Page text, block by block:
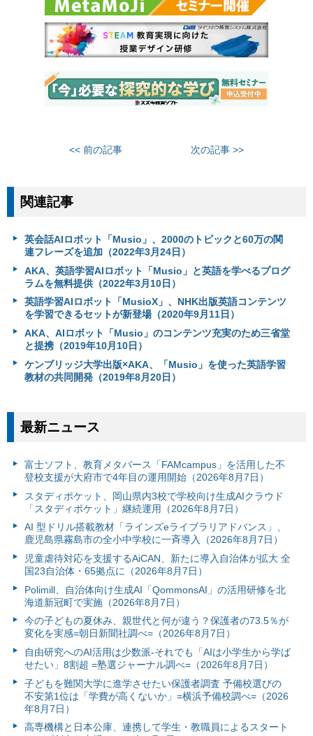
<< 前の記事 次の記事 >>
関連記事
英会話AIロボット「Musio」、2000のトピックと60万の関
連フレーズを追加（2022年3月24日）
AKA、英語学習AIロボット「Musio」と英語を学べるプログ
ラムを無料提供（2022年3月10日）
英語学習AIロボット「MusioX」、NHK出版英語コンテンツ
を学習できるセットが新登場（2020年9月11日）
AKA、AIロボット「Musio」のコンテンツ充実のため三省堂
と提携（2019年10月10日）
ケンブリッジ大学出版×AKA、「Musio」を使った英語学習
教材の共同開発（2019年8月20日）
最新ニュース
富⼠ソフト、教育メタバース「FAMcampus」を活用した不
登校支援が大府市で4年目の運用開始（2026年8月7日）
スタディポケット、岡山県内3校で学校向け生成AIクラウド
「スタディポケット」継続運用（2026年8月7日）
AI 型ドリル搭載教材「ラインズeライブラリアドバンス」、
鹿児島県霧島市の全小中学校に一斉導入（2026年8月7日）
児童虐待対応を支援するAiCAN、新たに導入自治体が拡大 全
国23自治体・65拠点に（2026年8月7日）
Polimill、自治体向け生成AI「QommonsAI」の活用研修を北
海道新冠町で実施（2026年8月7日）
今の子どもの夏休み、親世代と何が違う？保護者の73.5％が
変化を実感=朝日新聞社調べ=（2026年8月7日）
自由研究へのAI活用は少数派-それでも「AIは小学生から学ば
せたい」8割超 =塾選ジャーナル調べ=（2026年8月7日）
子どもを難関大学に進学させたい保護者調査 予備校選びの
不安第1位は「学費が高くないか」=横浜予備校調べ=（2026
年8月7日）
高専機構と日本公庫、連携して学生・教職員によるスタート